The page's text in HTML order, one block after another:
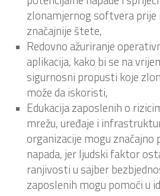
zlonamjernog softvera prije
značajnije štete,
Redovno ažuriranje
aplikacija, kako bi se na
sigurnosni propusti koje
može da iskoristi,
Edukacija zaposlenih o
mrežu, uređaje i
organizacije mogu značajno
napada, jer ljudski faktor
ranjivosti u sajber
zaposlenih mogu pomoći u